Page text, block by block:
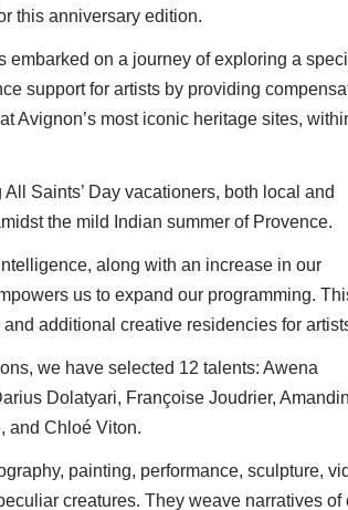
this anniversary edition.
embarked on a journey of exploring a
support for artists by providing
Avignon’s most iconic heritage sites,
Saints’ Day vacationers, both local and
the mild Indian summer of Provence.
along with an increase in our
us to expand our programming.
additional creative residencies for
we have selected 12 talents: Awena
Dolatyari, Françoise Joudrier,
and Chloé Viton.
painting, performance, sculpture,
creatures. They weave narratives of